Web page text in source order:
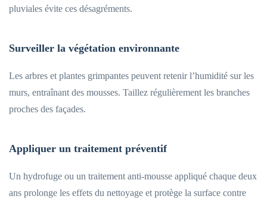
pluviales évite ces désagréments.
Surveiller la végétation environnante
Les arbres et plantes grimpantes peuvent retenir l’humidité sur les
murs, entraînant des mousses. Taillez régulièrement les branches
proches des façades.
Appliquer un traitement préventif
Un hydrofuge ou un traitement anti-mousse appliqué chaque deux
ans prolonge les effets du nettoyage et protège la surface contre